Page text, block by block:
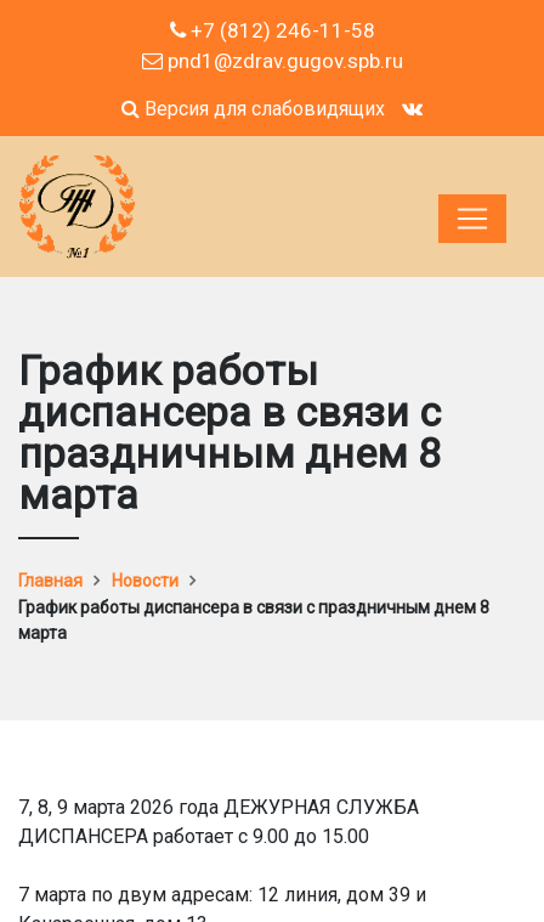
+7 (812) 246-11-58
pnd1@zdrav.gugov.spb.ru
Версия для слабовидящих
График работы
диспансера в связи с
праздничным днем 8
марта
Главная
Новости
График работы диспансера в связи с праздничным днем 8
марта
7, 8, 9 марта 2026 года ДЕЖУРНАЯ СЛУЖБА
ДИСПАНСЕРА работает с 9.00 до 15.00
7 марта по двум адресам: 12 линия, дом 39 и